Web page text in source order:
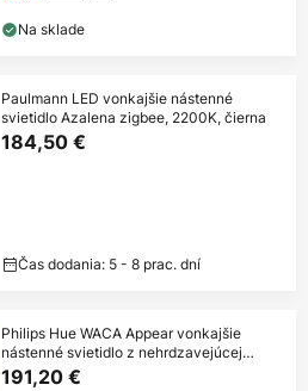
Na sklade
Paulmann LED vonkajšie nástenné
svietidlo Azalena zigbee, 2200K, čierna
184,50 €
Čas dodania: 5 - 8 prac. dní
Philips Hue WACA Appear vonkajšie
nástenné svietidlo z nehrdzavejúcej
ocele
191,20 €